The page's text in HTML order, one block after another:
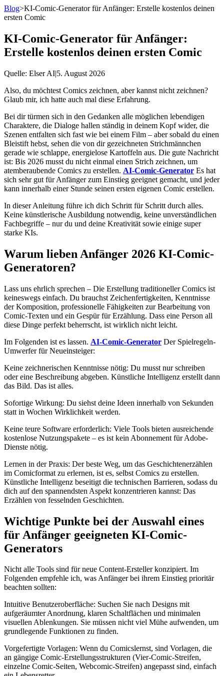
Blog>KI-Comic-Generator für Anfänger: Erstelle kostenlos deinen
ersten Comic
KI-Comic-Generator für Anfänger:
Erstelle kostenlos deinen ersten Comic
Quelle: Elser AI|5. August 2026
Also, du möchtest Comics zeichnen, aber kannst nicht zeichnen?
Glaub mir, ich hatte auch mal diese Erfahrung.
Bei dir türmen sich in den Gedanken alle möglichen lebendigen
Charaktere, die Dialoge hallen ständig in deinem Kopf wider, die
Szenen entfalten sich fast wie bei einem Film – aber sobald du einen
Bleistift hebst, sehen die von dir gezeichneten Strichmännchen
gerade wie schlappe, energielose Kartoffeln aus. Die gute Nachricht
ist: Bis 2026 musst du nicht einmal einen Strich zeichnen, um
atemberaubende Comics zu erstellen. AI-Comic-Generator Es hat
sich sehr gut für Anfänger zum Einstieg geeignet gemacht, und jeder
kann innerhalb einer Stunde seinen ersten eigenen Comic erstellen.
In dieser Anleitung führe ich dich Schritt für Schritt durch alles.
Keine künstlerische Ausbildung notwendig, keine unverständlichen
Fachbegriffe – nur du und deine Kreativität sowie einige super
starke KIs.
Warum lieben Anfänger 2026 KI-Comic-
Generatoren?
Lass uns ehrlich sprechen – Die Erstellung traditioneller Comics ist
keineswegs einfach. Du brauchst Zeichenfertigkeiten, Kenntnisse
der Komposition, professionelle Fähigkeiten zur Bearbeitung von
Comic-Texten und ein Gespür für Erzählung. Dass eine Person all
diese Dinge perfekt beherrscht, ist wirklich nicht leicht.
Im Folgenden ist es lassen. AI-Comic-Generator Der Spielregeln-
Umwerfer für Neueinsteiger:
Keine zeichnerischen Kenntnisse nötig: Du musst nur schreiben
oder eine Beschreibung abgeben. Künstliche Intelligenz erstellt dann
das Bild. Das ist alles.
Sofortige Wirkung: Du siehst deine Ideen innerhalb von Sekunden
statt in Wochen Wirklichkeit werden.
Keine teure Software erforderlich: Viele Tools bieten ausreichende
kostenlose Nutzungspakete – es ist kein Abonnement für Adobe-
Dienste nötig.
Lernen in der Praxis: Der beste Weg, um das Geschichtenerzählen
im Comicformat zu erlernen, ist es, selbst Comics zu erstellen.
Künstliche Intelligenz beseitigt die technischen Barrieren, sodass du
dich auf den spannendsten Aspekt konzentrieren kannst: Das
Erzählen von fesselnden Geschichten.
Wichtige Punkte bei der Auswahl eines
für Anfänger geeigneten KI-Comic-
Generators
Nicht alle Tools sind für neue Content-Ersteller konzipiert. Im
Folgenden empfehle ich, was Anfänger bei ihrem Einstieg prioritär
beachten sollten:
Intuitive Benutzeroberfläche: Suchen Sie nach Designs mit
aufgeräumter Anordnung, klaren Schaltflächen und minimalen
visuellen Ablenkungen. Sie müssen nicht viel Mühe aufwenden, um
grundlegende Funktionen zu finden.
Vorgefertigte Vorlagen: Wenn du Comicslernst, sind Vorlagen, die
an gängige Comic-Erstellungsstrukturen (Vier-Comic-Streifen,
einzelne Comic-Seiten, Webcomic-Streifen) angepasst sind, einfach